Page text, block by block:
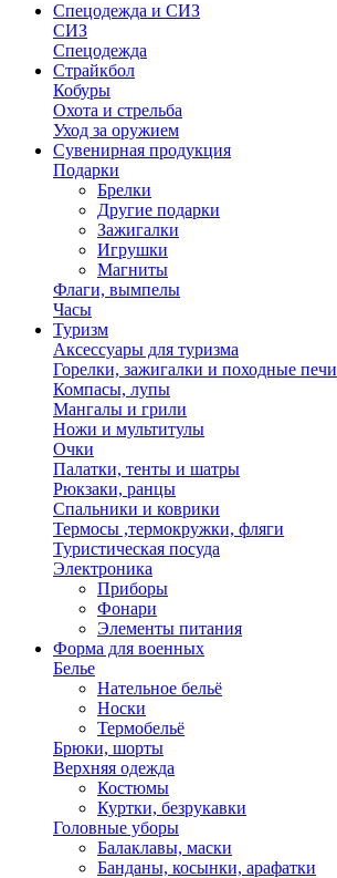
Спецодежда и СИЗ
СИЗ
Спецодежда
Страйкбол
Кобуры
Охота и стрельба
Уход за оружием
Сувенирная продукция
Подарки
Брелки
Другие подарки
Зажигалки
Игрушки
Магниты
Флаги, вымпелы
Часы
Туризм
Аксессуары для туризма
Горелки, зажигалки и походные печи
Компасы, лупы
Мангалы и грили
Ножи и мультитулы
Очки
Палатки, тенты и шатры
Рюкзаки, ранцы
Спальники и коврики
Термосы ,термокружки, фляги
Туристическая посуда
Электроника
Приборы
Фонари
Элементы питания
Форма для военных
Белье
Нательное бельё
Носки
Термобельё
Брюки, шорты
Верхняя одежда
Костюмы
Куртки, безрукавки
Головные уборы
Балаклавы, маски
Банданы, косынки, арафатки